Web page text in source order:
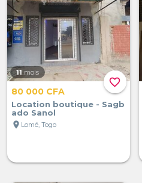
favorite_border
11 mois
80 000 CFA
Location boutique - Sagb
ado Sanol
location_on Lomé, Togo